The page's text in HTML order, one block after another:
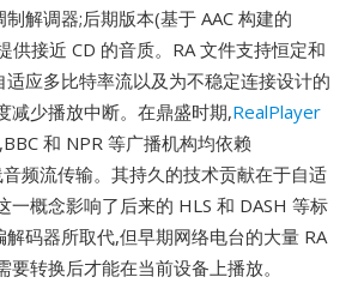
解调器;后期版本(基于 AAC 构建的
供接近 CD 的音质。RA 文件支持恒定和
应多比特率流以及为不稳定连接设计的
减少播放中断。在鼎盛时期,RealPlayer
和 NPR 等广播机构均依赖
频流传输。其持久的技术贡献在于自适
一概念影响了后来的 HLS 和 DASH 等标
码器所取代,但早期网络电台的大量 RA
要转换后才能在当前设备上播放。